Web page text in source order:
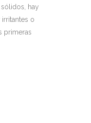
hay
o
primeras